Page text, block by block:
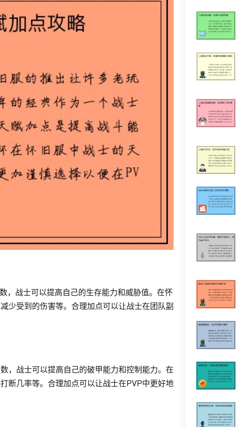
，战士可以提高自己的生存能力和威胁值。在怀
少受到的伤害等。合理加点可以让战士在团队副
，战士可以提高自己的破甲能力和控制能力。在
断几率等。合理加点可以让战士在PVP中更好地